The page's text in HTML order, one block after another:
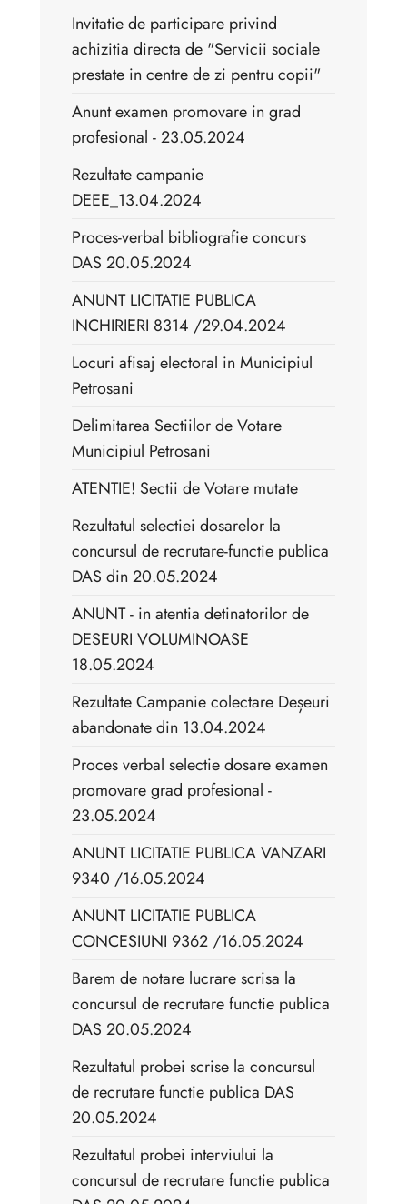
Invitatie de participare privind
achizitia directa de "Servicii sociale
prestate in centre de zi pentru copii"
Anunt examen promovare in grad
profesional - 23.05.2024
Rezultate campanie
DEEE_13.04.2024
Proces-verbal bibliografie concurs
DAS 20.05.2024
ANUNT LICITATIE PUBLICA
INCHIRIERI 8314 /29.04.2024
Locuri afisaj electoral in Municipiul
Petrosani
Delimitarea Sectiilor de Votare
Municipiul Petrosani
ATENTIE! Sectii de Votare mutate
Rezultatul selectiei dosarelor la
concursul de recrutare-functie publica
DAS din 20.05.2024
ANUNT - in atentia detinatorilor de
DESEURI VOLUMINOASE
18.05.2024
Rezultate Campanie colectare Deșeuri
abandonate din 13.04.2024
Proces verbal selectie dosare examen
promovare grad profesional -
23.05.2024
ANUNT LICITATIE PUBLICA VANZARI
9340 /16.05.2024
ANUNT LICITATIE PUBLICA
CONCESIUNI 9362 /16.05.2024
Barem de notare lucrare scrisa la
concursul de recrutare functie publica
DAS 20.05.2024
Rezultatul probei scrise la concursul
de recrutare functie publica DAS
20.05.2024
Rezultatul probei interviului la
concursul de recrutare functie publica